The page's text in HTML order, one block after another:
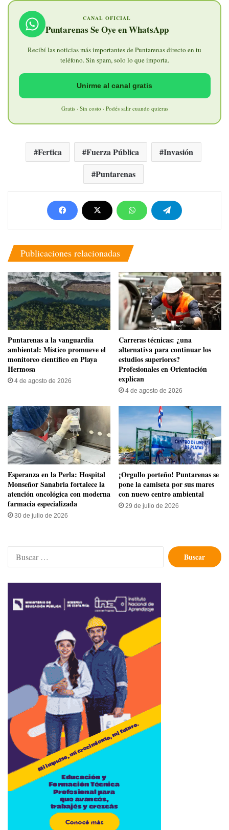
CANAL OFICIAL
Puntarenas Se Oye en WhatsApp
Recibí las noticias más importantes de Puntarenas directo en tu
teléfono. Sin spam, solo lo que importa.
Unirme al canal gratis
Gratis · Sin costo · Podés salir cuando quieras
Fertica Fuerza Pública
Invasión
Puntarenas
Publicaciones relacionadas
​Puntarenas a la vanguardia
ambiental: Místico promueve el
monitoreo científico en Playa
Hermosa
4 de agosto de 2026
Carreras técnicas: ¿una
alternativa para continuar los
estudios superiores?
Profesionales en Orientación
explican
4 de agosto de 2026
​Esperanza en la Perla: Hospital
Monseñor Sanabria fortalece la
atención oncológica con moderna
farmacia especializada
30 de julio de 2026
​¡Orgullo porteño! Puntarenas se
pone la camiseta por sus mares
con nuevo centro ambiental
29 de julio de 2026
Buscar: